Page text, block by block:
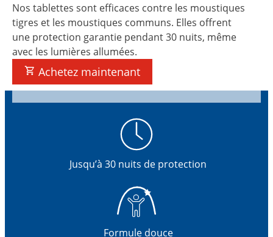
Nos tablettes sont efficaces contre les moustiques
tigres et les moustiques communs. Elles offrent
une protection garantie pendant 30 nuits, même
avec les lumières allumées.
Achetez maintenant
Jusqu’à 30 nuits de protection
Formule douce